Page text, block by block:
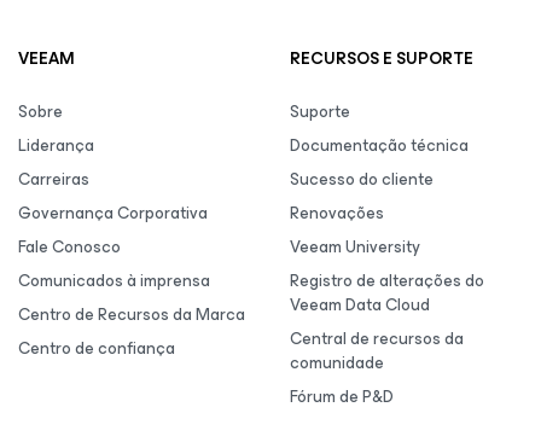
VEEAM
Sobre
Liderança
Carreiras
Governança Corporativa
Fale Conosco
Comunicados à imprensa
Centro de Recursos da Marca
Centro de confiança
RECURSOS E SUPORTE
Suporte
Documentação técnica
Sucesso do cliente
Renovações
Veeam University
Registro de alterações do
Veeam Data Cloud
Central de recursos da
comunidade
Fórum de P&D